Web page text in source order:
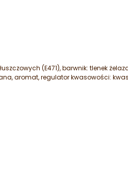
(E471), barwnik: tlenek
aromat, regulator kwasowości: